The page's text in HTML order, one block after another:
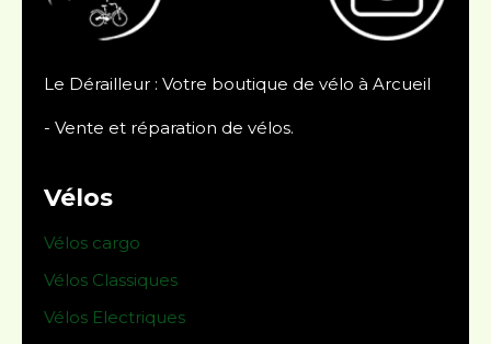
Le Dérailleur : Votre boutique de vélo à Arcueil
- Vente et réparation de vélos.
Vélos
Vélos cargo
Vélos Classiques
Vélos Electriques